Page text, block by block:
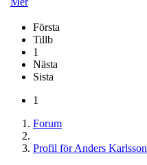
Första
Tillb
1
Nästa
Sista
1
Forum
Profil för Anders Karlsson